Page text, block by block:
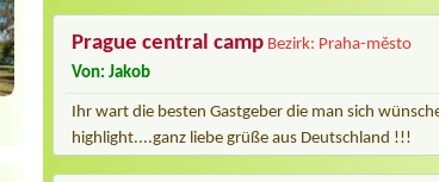
Prague central camp Bezirk: Praha-město
Von: Jakob
Ihr wart die besten Gastgeber die man sich
highlight....ganz liebe grüße aus Deutschland !!!